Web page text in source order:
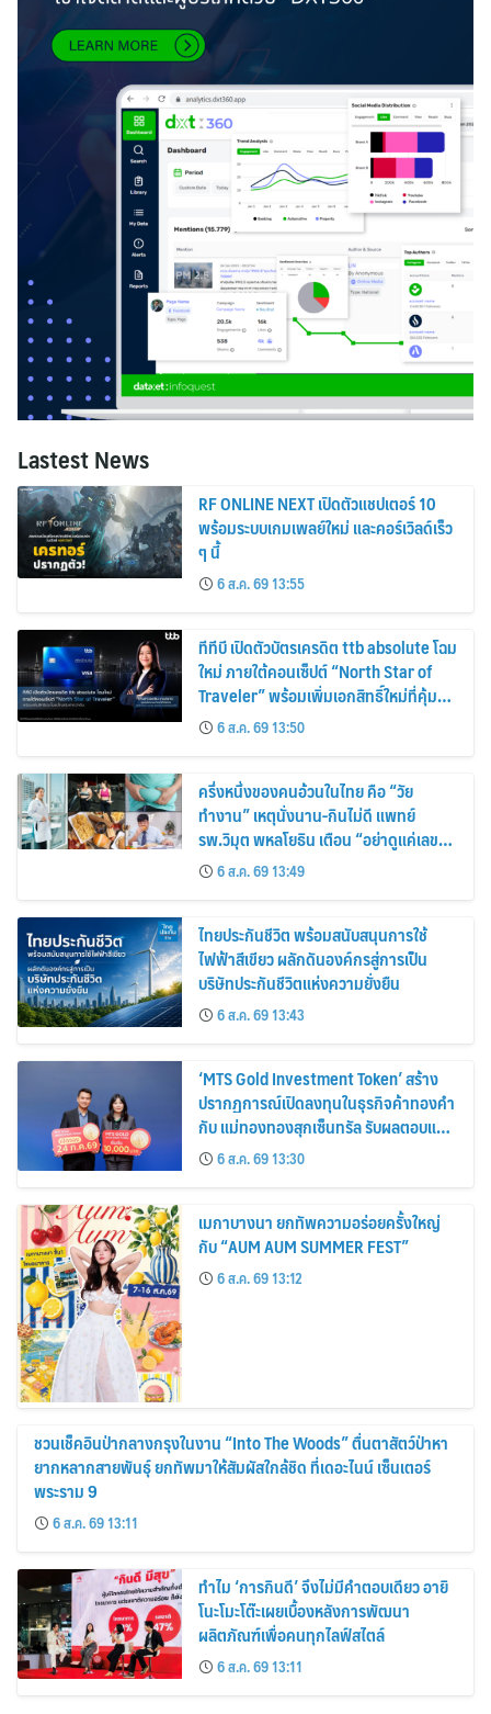
Lastest News
RF ONLINE NEXT เปิดตัวแชปเตอร์ 10
พร้อมระบบเกมเพลย์ใหม่ และคอร์เวิลด์เร็ว
ๆ นี้
6 ส.ค. 69 13:55
ทีทีบี เปิดตัวบัตรเครดิต ttb absolute โฉม
ใหม่ ภายใต้คอนเซ็ปต์ “North Star of
Traveler” พร้อมเพิ่มเอกสิทธิ์ใหม่ที่คุ้มค่า
กว่าเดิม
6 ส.ค. 69 13:50
ครึ่งหนึ่งของคนอ้วนในไทย คือ “วัย
ทำงาน” เหตุนั่งนาน-กินไม่ดี แพทย์
รพ.วิมุต พหลโยธิน เตือน “อย่าดูแค่เลขบน
ตาชั่ง” แนะปรับพฤติกรรมระยะยาว
6 ส.ค. 69 13:49
ไทยประกันชีวิต พร้อมสนับสนุนการใช้
ไฟฟ้าสีเขียว ผลักดันองค์กรสู่การเป็น
บริษัทประกันชีวิตแห่งความยั่งยืน
6 ส.ค. 69 13:43
‘MTS Gold Investment Token’ สร้าง
ปรากฏการณ์เปิดลงทุนในธุรกิจค้าทองคำ
กับ แม่ทองทองสุกเซ็นทรัล รับผลตอบแทน
คงที่ 3% ต่อปี
6 ส.ค. 69 13:30
เมกาบางนา ยกทัพความอร่อยครั้งใหญ่
กับ “AUM AUM SUMMER FEST”
6 ส.ค. 69 13:12
ชวนเช็คอินป่ากลางกรุงในงาน “Into The Woods” ตื่นตาสัตว์ป่าหา
ยากหลากสายพันธุ์ ยกทัพมาให้สัมผัสใกล้ชิด ที่เดอะไนน์ เซ็นเตอร์
พระราม 9
6 ส.ค. 69 13:11
ทำไม ‘การกินดี’ จึงไม่มีคำตอบเดียว อายิ
โนะโมะโต๊ะเผยเบื้องหลังการพัฒนา
ผลิตภัณฑ์เพื่อคนทุกไลฟ์สไตล์
6 ส.ค. 69 13:11